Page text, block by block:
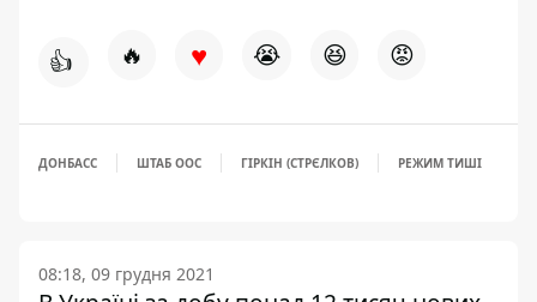
👍 🔥 ♥ 😭 😆 😡
ДОНБАСС ШТАБ ООС ГІРКІН (СТРЄЛКОВ) РЕЖИМ ТИШІ
08:18, 09 грудня 2021